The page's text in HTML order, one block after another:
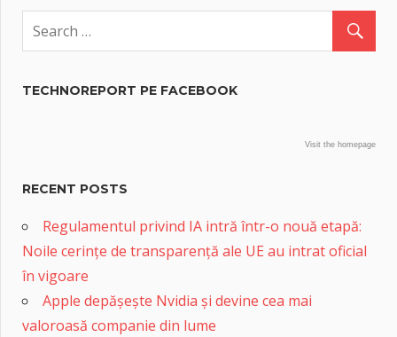
TECHNOREPORT PE FACEBOOK
Visit the homepage
RECENT POSTS
Regulamentul privind IA intră într-o nouă etapă:
Noile cerințe de transparență ale UE au intrat oficial
în vigoare
Apple depășește Nvidia și devine cea mai
valoroasă companie din lume